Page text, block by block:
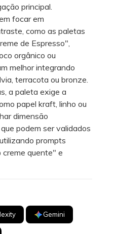
principal.
focar em
como as paletas
de Espresso",
orgânico ou
melhor integrando
terracota ou bronze.
a paleta exige a
papel kraft, linho ou
dimensão
podem ser validados
prompts
creme quente" e
Gemini